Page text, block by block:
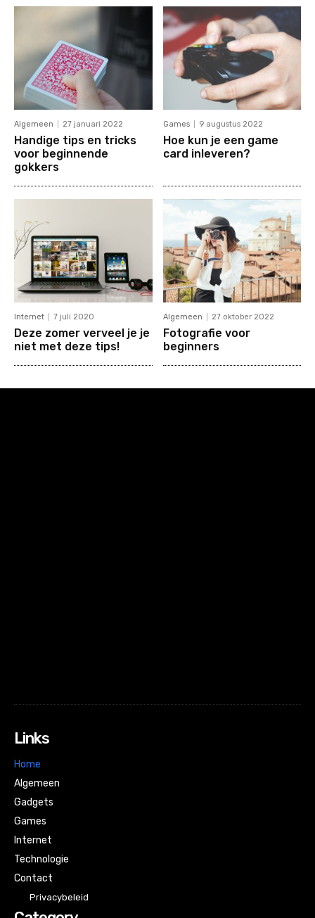
Algemeen 27 januari 2022
Handige tips en tricks
voor beginnende
gokkers
Games 9 augustus 2022
Hoe kun je een game
card inleveren?
Internet 7 juli 2020
Deze zomer verveel je je
niet met deze tips!
Algemeen 27 oktober 2022
Fotografie voor
beginners
Links
Home
Algemeen
Gadgets
Games
Internet
Technologie
Contact
Privacybeleid